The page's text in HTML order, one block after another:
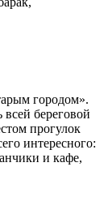
городом».
береговой
прогулок
интересного:
и кафе,